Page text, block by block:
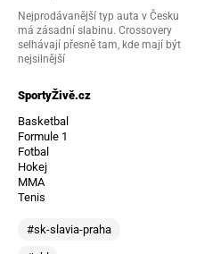
Nejprodávanější typ auta v Česku
má zásadní slabinu. Crossovery
selhávají přesně tam, kde mají být
nejsilnější
SportyŽivě.cz
Basketbal
Formule 1
Fotbal
Hokej
MMA
Tenis
#sk-slavia-praha